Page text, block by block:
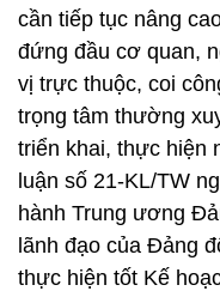
cần tiếp tục nâng
đứng đầu cơ quan,
vị trực thuộc, coi
trọng tâm thường
triển khai, thực hiện
luận số 21-KL/TW
hành Trung ương
lãnh đạo của Đảng
thực hiện tốt Kế